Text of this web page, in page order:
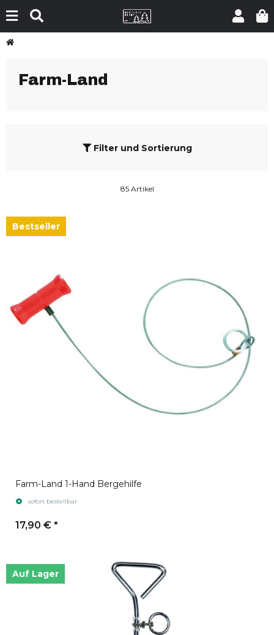
Farm-Land
Filter und Sortierung
85 Artikel
Bestseller
Farm-Land 1-Hand Bergehilfe
sofort bestellbar
17,90 € *
Auf Lager